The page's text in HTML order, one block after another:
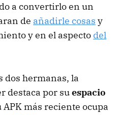
a convertirlo en un
de añadirle cosas y
y en el aspecto del
dos hermanas, la
destaca por suespacio
APK más reciente ocupa